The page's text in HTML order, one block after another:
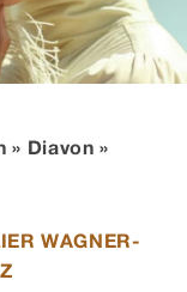
» Diavon »
WAGNER-